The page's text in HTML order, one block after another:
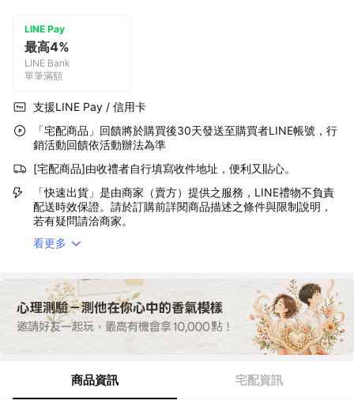
LINE Pay
最高4%
LINE Bank
單筆滿額
支援LINE Pay / 信用卡
「宅配商品」回饋將於購買後30天發送至購買者LINE帳號，行
銷活動回饋依活動辦法為準
[宅配商品]由收禮者自行填寫收件地址，便利又貼心。
「快速出貨」是由商家（賣方）提供之服務，LINE禮物不負責
配送時效保證。請於訂購前詳閱商品描述之條件與限制說明，
若有疑問請洽商家。
看更多
商品資訊 宅配資訊